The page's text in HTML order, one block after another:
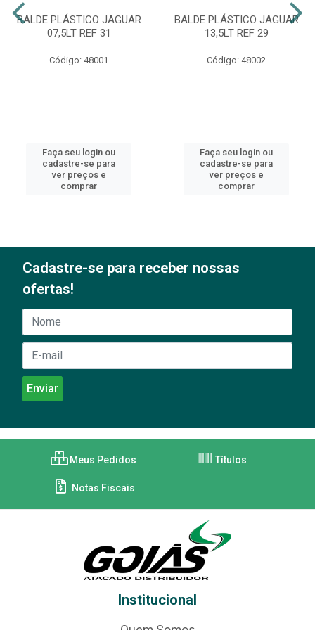
BALDE PLÁSTICO JAGUAR
07,5LT REF 31
Código: 48001
Faça seu login ou
cadastre-se para
ver preços e
comprar
BALDE PLÁSTICO JAGUAR
13,5LT REF 29
Código: 48002
Faça seu login ou
cadastre-se para
ver preços e
comprar
Cadastre-se para receber nossas
ofertas!
Meus Pedidos Títulos
Notas Fiscais
Institucional